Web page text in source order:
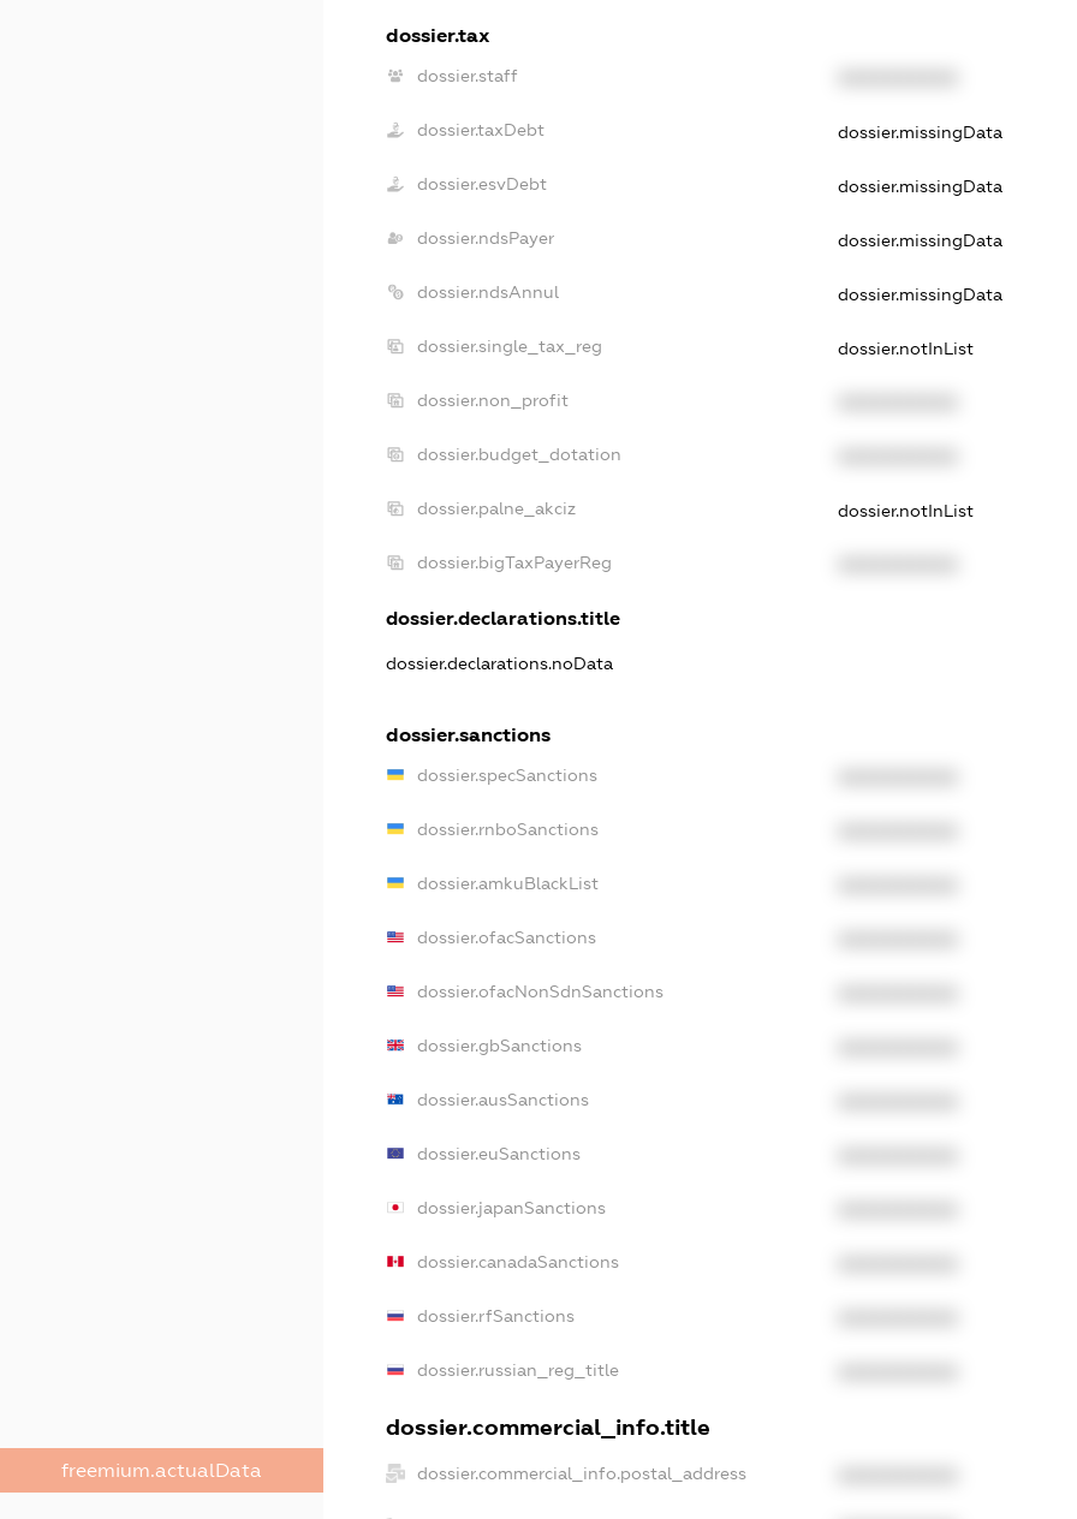
freemium.actualData
dossier.tax
dossier.staff
dossier.taxDebt dossier.missingData
dossier.esvDebt dossier.missingData
dossier.ndsPayer dossier.missingData
dossier.ndsAnnul dossier.missingData
dossier.single_tax_reg dossier.notInList
dossier.non_profit
dossier.budget_dotation
dossier.palne_akciz dossier.notInList
dossier.bigTaxPayerReg
dossier.declarations.title
dossier.declarations.noData
dossier.sanctions
dossier.specSanctions
dossier.rnboSanctions
dossier.amkuBlackList
dossier.ofacSanctions
dossier.ofacNonSdnSanctions
dossier.gbSanctions
dossier.ausSanctions
dossier.euSanctions
dossier.japanSanctions
dossier.canadaSanctions
dossier.rfSanctions
dossier.russian_reg_title
dossier.commercial_info.title
dossier.commercial_info.postal_address